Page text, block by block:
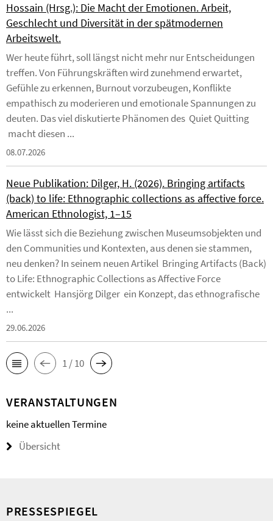
Hossain (Hrsg.): Die Macht der Emotionen. Arbeit,
Geschlecht und Diversität in der spätmodernen
Arbeitswelt.
Wer heute führt, soll längst nicht mehr nur Entscheidungen
treffen. Von Führungskräften wird zunehmend erwartet,
Gefühle zu erkennen, Burnout vorzubeugen, Konflikte
empathisch zu moderieren und emotionale Spannungen zu
deuten. Das viel diskutierte Phänomen des Quiet Quitting
macht diesen ...
08.07.2026
Neue Publikation: Dilger, H. (2026). Bringing artifacts
(back) to life: Ethnographic collections as affective force.
American Ethnologist, 1–15
Wie lässt sich die Beziehung zwischen Museumsobjekten und
den Communities und Kontexten, aus denen sie stammen,
neu denken? In seinem neuen Artikel Bringing Artifacts (Back)
to Life: Ethnographic Collections as Affective Force
entwickelt Hansjörg Dilger ein Konzept, das ethnografische
...
29.06.2026
1 / 10
VERANSTALTUNGEN
keine aktuellen Termine
Übersicht
PRESSESPIEGEL